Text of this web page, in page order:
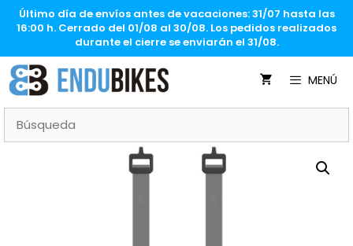
SaltarÚltimo día de envíos antes de vacaciones: 31/07 hasta las
16:00 h. Cerrado del 01/08 al 30/08. Los pedidos realizados
durante el cierre se enviarán el 31/08.
MENÚ